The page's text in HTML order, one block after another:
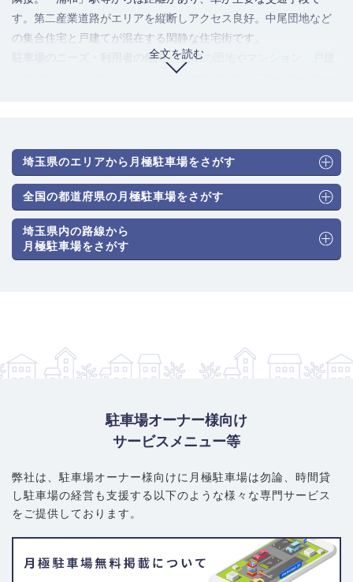
全文を読む
す。第二産業道路がエリアを縦断しアクセス良好。中尾団地など
の集合住宅と戸建てが混在する閑静な住宅街です。
駐車場のニーズ・利用者の傾向： 近隣の団地やマンション、戸建
てに住む居住者の自家用車保管がニーズのほぼ全てを占めます。
駐車場のタイプと月極料金相場： 住宅街のため、平面式（アスフ
ァルト・砂利舗装）が圧倒的に主流で、機械式は希少です。相場
は以下の通りです。
普通車（機械式）：10,000円～17,600円
普通車（平面式）：9,900円～16,500円
大型・ハイルーフ車対応：11,000円～17,600円
約前に進入経路や駐車のしやすさを現地で確認しましょう。
埼玉県のエリアから月極駐車場をさがす
全国の都道府県の月極駐車場をさがす
埼玉県内の路線から
月極駐車場をさがす
駐車場オーナー様向け
サービスメニュー等
弊社は、駐車場オーナー様向けに月極駐車場は勿論、 時間貸
し駐車場の経営も支援する以下のような様々な専門サービス
をご提供しております。